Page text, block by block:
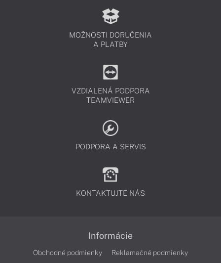
MOŽNOSTI DORUČENIA
A PLATBY
VZDIALENÁ PODPORA
TEAMVIEWER
PODPORA A SERVIS
KONTAKTUJTE NÁS
Informácie
Obchodné podmienky
Reklamačné podmienky